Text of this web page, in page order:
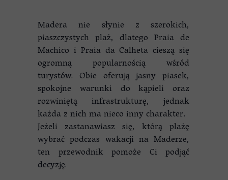
Madera nie słynie z szerokich,
piaszczystych plaż, dlatego Praia de
Machico i Praia da Calheta cieszą się
ogromną popularnością wśród
turystów. Obie oferują jasny piasek,
spokojne warunki do kąpieli oraz
rozwiniętą infrastrukturę, jednak
każda z nich ma nieco inny charakter.
Jeżeli zastanawiasz się, którą plażę
wybrać podczas wakacji na Maderze,
ten przewodnik pomoże Ci podjąć
decyzję.